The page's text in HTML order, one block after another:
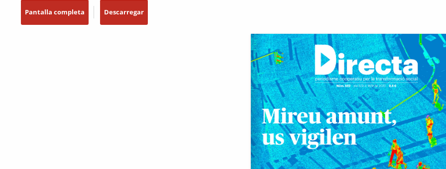
Pantalla completa Descarregar